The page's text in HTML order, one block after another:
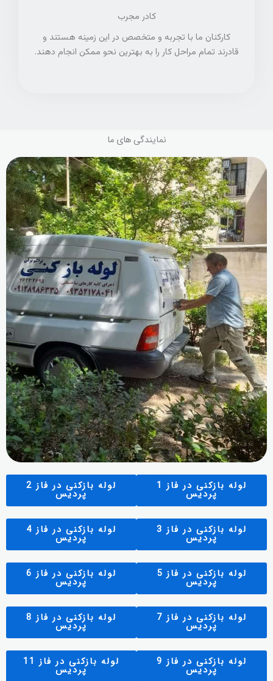
کادر مجرب
کارکنان ما با تجربه و متخصص در این زمینه هستند و
قادرند تمام مراحل کار را به بهترین نحو ممکن انجام دهند.
نمایندگی های ما
لوله بازکنی در فاز 1
پردیس
لوله بازکنی در فاز 2
پردیس
لوله بازکنی در فاز 3
پردیس
لوله بازکنی در فاز 4
پردیس
لوله بازکنی در فاز 5
پردیس
لوله بازکنی در فاز 6
پردیس
لوله بازکنی در فاز 7
پردیس
لوله بازکنی در فاز 8
پردیس
لوله بازکنی در فاز 9
پردیس
لوله بازکنی در فاز 11
پردیس